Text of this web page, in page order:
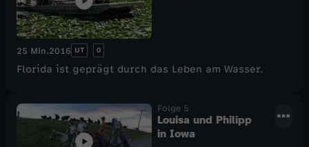
25 Min.2016 UT 0
Florida ist geprägt durch das Leben am Wasser.
Folge 5
Louisa und Philipp
in Iowa